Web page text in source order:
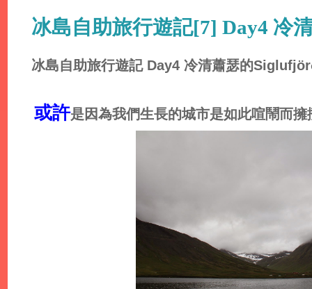
冰島自助旅行遊記[7] Day4 冷
冰島自助旅行遊記 Day4 冷清蕭瑟的
或許是因為我們生長的城市是如此喧鬧而